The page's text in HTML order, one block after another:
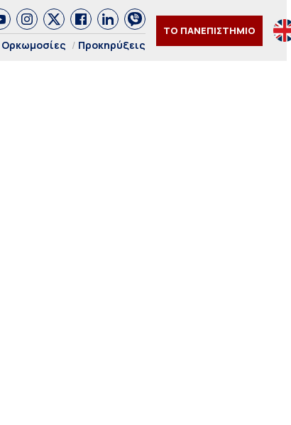
Ορκωμοσίες Προκηρύξεις
ΤΟ ΠΑΝΕΠΙΣΤΗΜΙΟ